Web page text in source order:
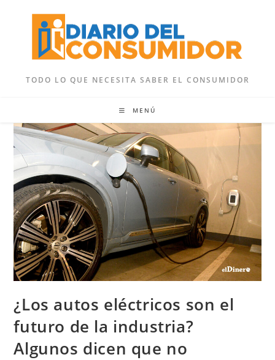
contenido
TODO LO QUE NECESITA SABER EL CONSUMIDOR
MENÚ
¿Los autos eléctricos son el
futuro de la industria?
Algunos dicen que no